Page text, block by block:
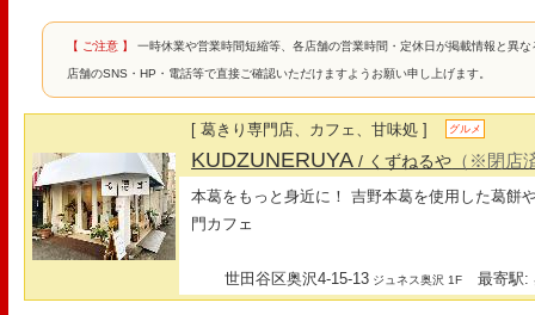
【 ご注意 】 一時休業や営業時間短縮等、各店舗の営業時間・定休日が掲載情報と異
店舗のSNS・HP・電話等で直接ご確認いただけますようお願い申し上げます。
[ 葛きり専門店、カフェ、甘味処 ] グルメ
KUDZUNERUYA/ くずねるや （※閉店
本葛をもっと身近に！ 吉野本葛を使用した葛餅
門カフェ
世田谷区奥沢4-15-13 ジュネス奥沢 1F 最寄駅: